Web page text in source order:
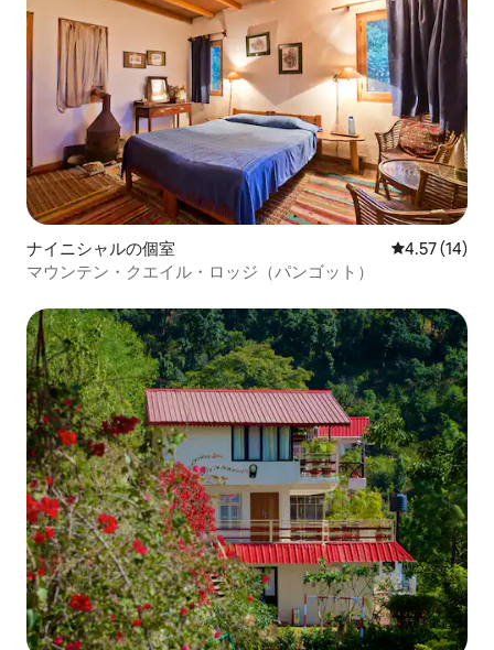
ナイニシャルの個室 レビュー14
4.57 (14)
マウンテン・クエイル・ロッジ（パンゴット）